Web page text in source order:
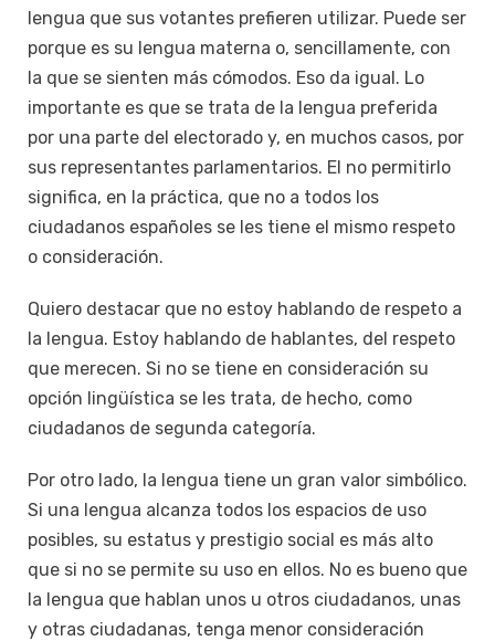
lengua que sus votantes prefieren utilizar. Puede ser
porque es su lengua materna o, sencillamente, con
la que se sienten más cómodos. Eso da igual. Lo
importante es que se trata de la lengua preferida
por una parte del electorado y, en muchos casos, por
sus representantes parlamentarios. El no permitirlo
significa, en la práctica, que no a todos los
ciudadanos españoles se les tiene el mismo respeto
o consideración.
Quiero destacar que no estoy hablando de respeto a
la lengua. Estoy hablando de hablantes, del respeto
que merecen. Si no se tiene en consideración su
opción lingüística se les trata, de hecho, como
ciudadanos de segunda categoría.
Por otro lado, la lengua tiene un gran valor simbólico.
Si una lengua alcanza todos los espacios de uso
posibles, su estatus y prestigio social es más alto
que si no se permite su uso en ellos. No es bueno que
la lengua que hablan unos u otros ciudadanos, unas
y otras ciudadanas, tenga menor consideración